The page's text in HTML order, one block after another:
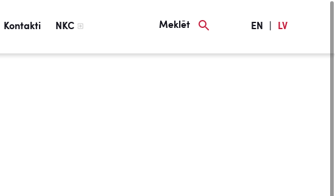
Kontakti NKC Meklēt EN LV